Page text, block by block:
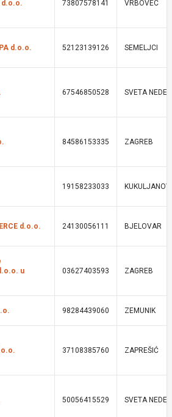
d.o.o. 73807578141 VRBOVEC
d.o.o. 52123139126 SEMELJCI
67546850528 SVETA
84586153335 ZAGREB
19158233033
d.o.o. 24130056111 BJELOVAR
u
03627403593 ZAGREB
98284439060 ZEMUNIK
37108385760 ZAPREŠIĆ
50056415529 SVETA